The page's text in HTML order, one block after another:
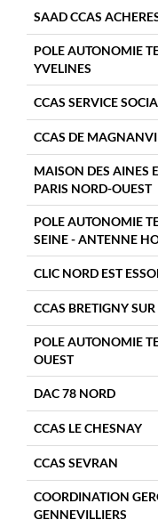
SAAD CCAS
POLE AUTONOMIE
YVELINES
CCAS SERVICE
CCAS DE
MAISON DES AINES
PARIS NORD-OUEST
POLE AUTONOMIE
SEINE - ANTENNE
CLIC NORD EST
CCAS BRETIGNY SUR
POLE AUTONOMIE
OUEST
DAC 78 NORD
CCAS LE CHESNAY
CCAS SEVRAN
COORDINATION
GENNEVILLIERS